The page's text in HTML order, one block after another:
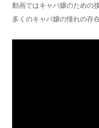
動画ではキャバ嬢のための
多くのキャバ嬢の憧れの存在